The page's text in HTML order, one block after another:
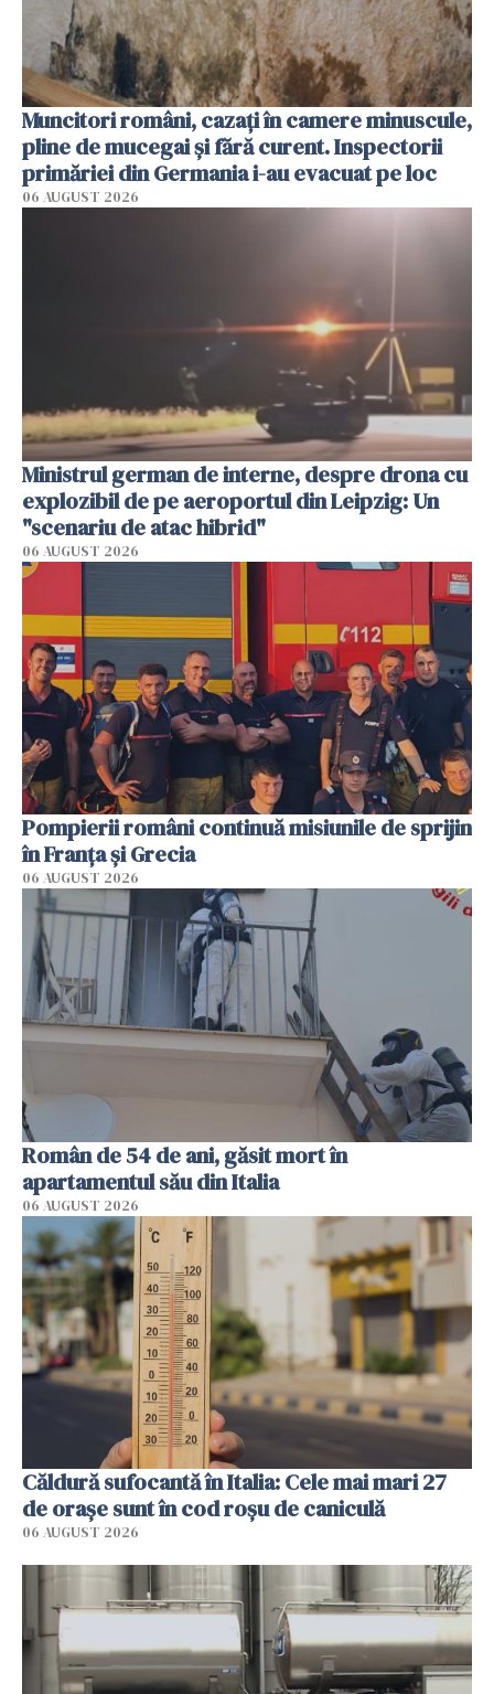
Muncitori români, cazați în camere minuscule,
pline de mucegai și fără curent. Inspectorii
primăriei din Germania i-au evacuat pe loc
06 AUGUST 2026
Ministrul german de interne, despre drona cu
explozibil de pe aeroportul din Leipzig: Un
"scenariu de atac hibrid"
06 AUGUST 2026
Pompierii români continuă misiunile de sprijin
în Franţa şi Grecia
06 AUGUST 2026
Român de 54 de ani, găsit mort în
apartamentul său din Italia
06 AUGUST 2026
Căldură sufocantă în Italia: Cele mai mari 27
de orașe sunt în cod roșu de caniculă
06 AUGUST 2026